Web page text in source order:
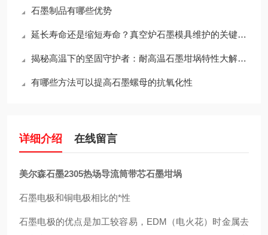
石墨制品有哪些优势
延长寿命还是缩短寿命？真空炉石墨模具维护的关键决策
揭秘高温下的坚固守护者：耐高温石墨坩埚特性大解析！
有哪些方法可以提高石墨螺母的抗氧化性
详细介绍 在线留言
美尔森石墨2305热场导流筒带芯石墨坩埚
石墨电极和铜电极相比的*性
石墨电极的优点是加工较容易，EDM（电火花）时金属去